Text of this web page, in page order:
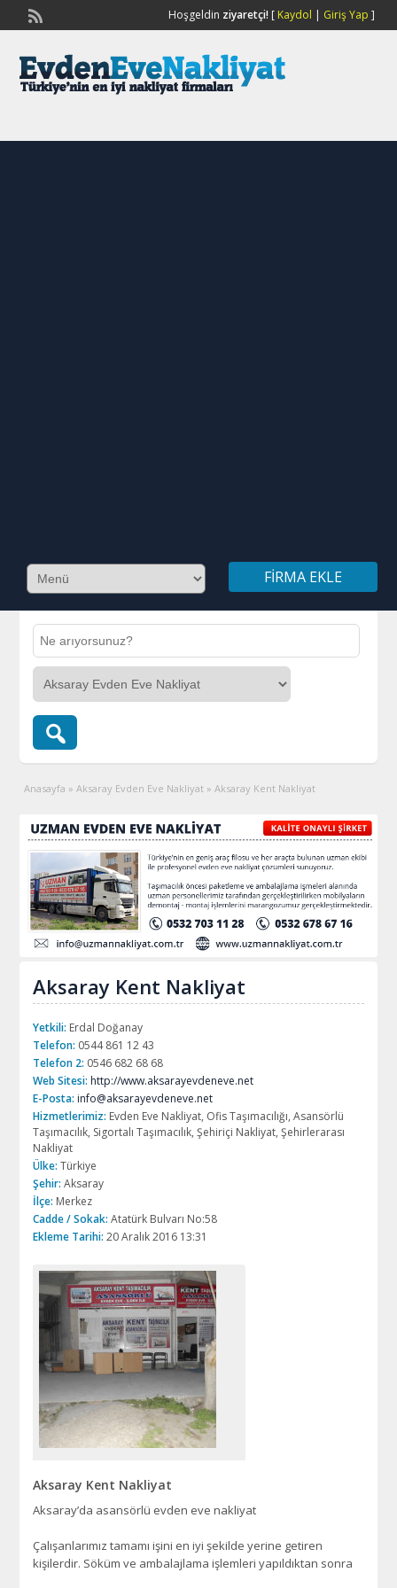
Hoşgeldin ziyaretçi![ Kaydol | Giriş Yap ]
FIRMA EKLE
Anasayfa » Aksaray Evden Eve Nakliyat » Aksaray Kent Nakliyat
Aksaray Kent Nakliyat
Yetkili: Erdal Doğanay
Telefon: 0544 861 12 43
Telefon 2: 0546 682 68 68
Web Sitesi: http://www.aksarayevdeneve.net
E-Posta: info@aksarayevdeneve.net
Hizmetlerimiz: Evden Eve Nakliyat, Ofis Taşımacılığı, Asansörlü
Taşımacılık, Sigortalı Taşımacılık, Şehiriçi Nakliyat, Şehirlerarası
Nakliyat
Ülke: Türkiye
Şehir: Aksaray
İlçe: Merkez
Cadde / Sokak: Atatürk Bulvarı No:58
Ekleme Tarihi: 20 Aralık 2016 13:31
Aksaray Kent Nakliyat
Aksaray’da asansörlü evden eve nakliyat
Çalışanlarımız tamamı işini en iyi şekilde yerine getiren
kişilerdir. Söküm ve ambalajlama işlemleri yapıldıktan sonra